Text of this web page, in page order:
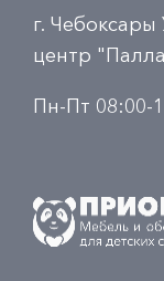
г. Чебоксары
центр
Пн-Пт 08:00-